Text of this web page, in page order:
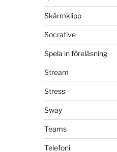
Skärmklipp
Socrative
Spela in föreläsning
Stream
Stress
Sway
Teams
Telefoni